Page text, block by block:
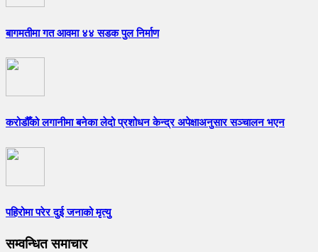
बागमतीमा गत आवमा ४४ सडक पुल निर्माण
करोडौँको लगानीमा बनेका लेदो प्रशोधन केन्द्र अपेक्षाअनुसार सञ्चालन भएन
पहिरोमा परेर दुई जनाको मृत्यु
सम्वन्धित समाचार